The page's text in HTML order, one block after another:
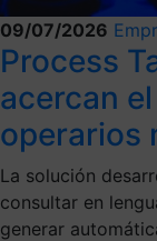
09/07/2026
Process
acercan
operarios
La solución
consultar en
generar